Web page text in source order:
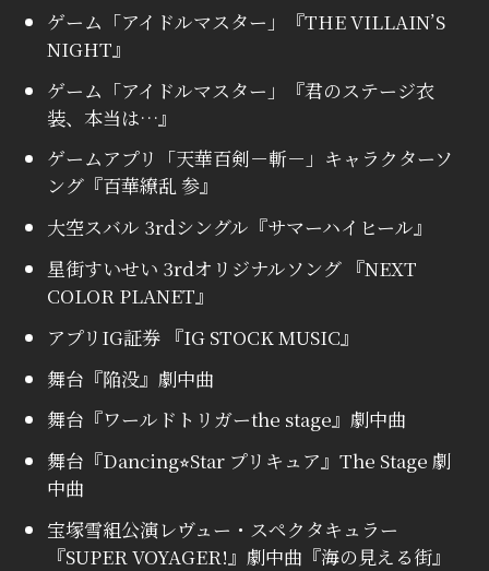
ゲーム「アイドルマスター」『THE VILLAIN’S
NIGHT』
ゲーム「アイドルマスター」『君のステージ衣
装、本当は…』
ゲームアプリ「天華百剣－斬－」キャラクターソ
ング『百華繚乱 参』
大空スバル 3rdシングル『サマーハイヒール』
星街すいせい 3rdオリジナルソング 『NEXT
COLOR PLANET』
アプリIG証券 『IG STOCK MUSIC』
舞台『陥没』劇中曲
舞台『ワールドトリガーthe stage』劇中曲
舞台『Dancing⭐︎Star プリキュア』The Stage 劇
中曲
宝塚雪組公演レヴュー・スペクタキュラー
『SUPER VOYAGER!』劇中曲『海の見える街』